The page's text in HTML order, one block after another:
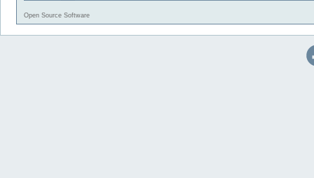
Open Source Software